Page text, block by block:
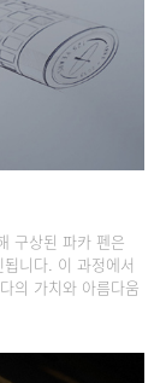
구상된 파카 펜은
니다. 이 과정에서
의 가치와 아름다움